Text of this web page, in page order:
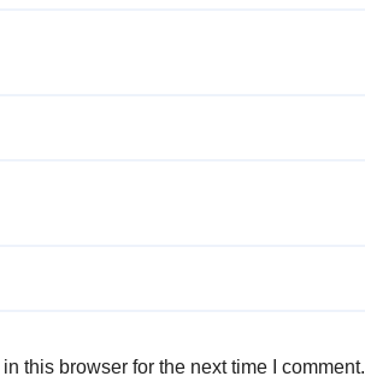
this browser for the next time I comment.